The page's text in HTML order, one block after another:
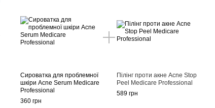
Сироватка для проблемної
шкіри Acne Serum Medicare
Professional
360 грн
Пілінг проти акне Acne Stop
Peel Medicare Professional
589 грн